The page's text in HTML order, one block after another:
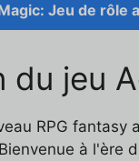
Jeu de rôle
du jeu
RPG
à l'ère